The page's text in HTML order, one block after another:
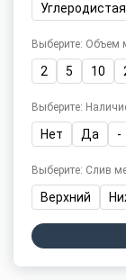
Выберите: Объем
2 5 10
Выберите:
Нет Да -
Выберите: Слив
Верхний